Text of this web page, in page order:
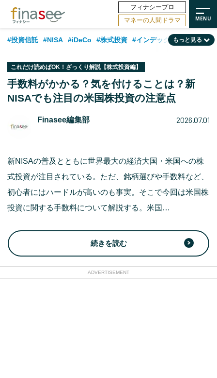
フィナシープロ
マネーの人間ドラマ
#投資信託 #NISA #iDeCo #株式投資 #インデックスファンド
#日本株 #公的年金 #40代 #50代 #金融用語解説
#資産運用業界 #老後 #海外事情 #積立投資
#フィナンシャル・ウェルビーイング
もっと見る
これだけ読めばOK！ざっくり解説【株式投資編】
手数料がかかる？気を付けることは？新
NISAでも注目の米国株投資の注意点
Finasee編集部 2026.07.01
新NISAの普及とともに世界最大の経済大国・米国への株
式投資が注目されている。ただ、銘柄選びや手数料など、
初心者にはハードルが高いのも事実。そこで今回は米国株
投資に関する手数料について解説する。米国…
続きを読む
ADVERTISEMENT